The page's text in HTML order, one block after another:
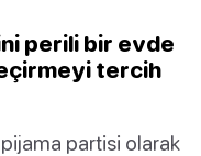
perili bir evde
tercih
partisi olarak